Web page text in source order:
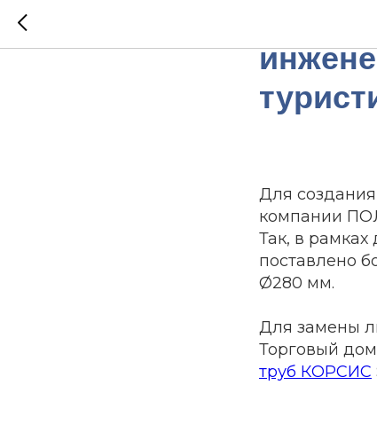
Для
компании
Так, в
поставлено
Ø280 мм.
Для замены
Торговый
труб КОРСИС